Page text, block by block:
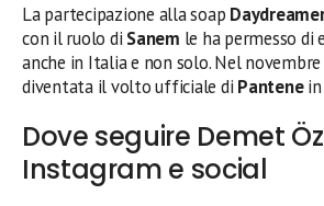
La partecipazione alla soap
con il ruolo di Sanem le ha permesso di
anche in Italia e non solo. Nel
diventata il volto ufficiale di Pantenein
Dove seguire Demet
Instagram e social